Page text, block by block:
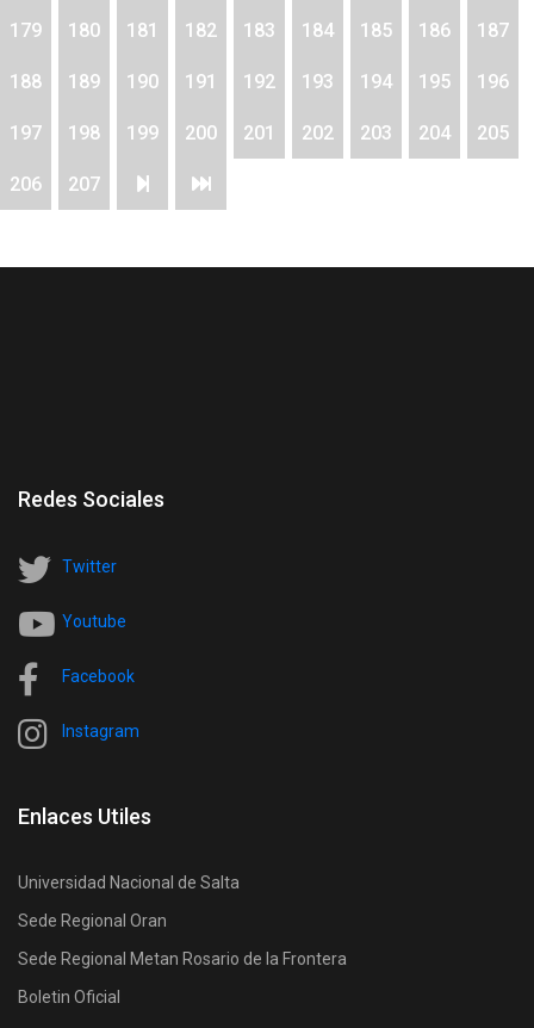
179 180 181 182 183 184 185 186 187
188 189 190 191 192 193 194 195 196
197 198 199 200 201 202 203 204 205
206 207
Redes Sociales
Twitter
Youtube
Facebook
Instagram
Enlaces Utiles
Universidad Nacional de Salta
Sede Regional Oran
Sede Regional Metan Rosario de la Frontera
Boletin Oficial